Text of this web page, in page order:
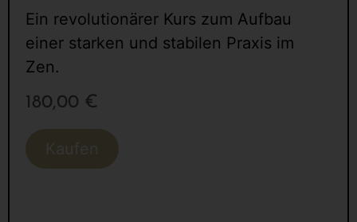
Ein revolutionärer Kurs zum Aufbau
einer starken und stabilen Praxis im
Zen.
180,00 €